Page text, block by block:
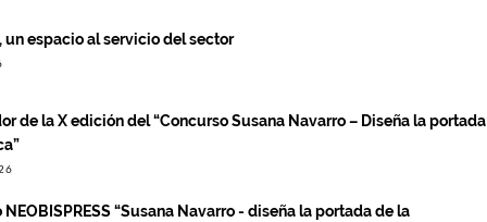
un espacio al servicio del sector
de la X edición del “Concurso Susana Navarro – Diseña la portada
“Susana Navarro - diseña la portada de la